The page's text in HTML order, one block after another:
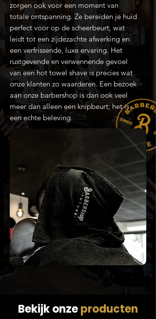
zorgen ook voor een moment van
totale ontspanning. Ze bereiden je huid
perfect voor op de scheerbeurt, wat
leidt tot een zijdezachte afwerking en
een verfrissende, luxe ervaring. Het
rustgevende en verwennende gevoel
van een hot towel shave is precies wat
onze klanten zo waarderen. Een bezoek
aan onze barbershop is dan ook veel
meer dan alleen een knipbeurt; het is
een echte beleving.
Bekijk onzeproducten